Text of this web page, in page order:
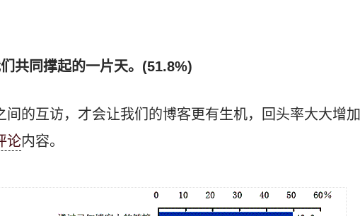
共同撑起的一片天。(51.8%)
间的互访，才会让我们的博客更有生机，回头率大大增
论内容。